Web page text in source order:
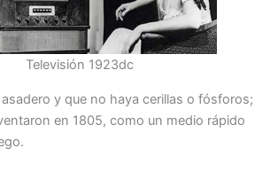
Televisión 1923dc
y que no haya cerillas o fósforos;
en 1805, como un medio rápido